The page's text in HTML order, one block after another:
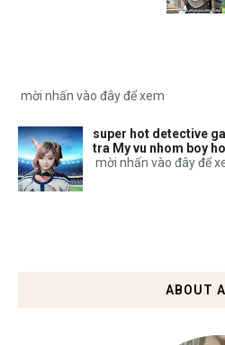
mời nhấn vào đây để xem
super hot detective
tra My vu nhom boy
mời nhấn vào đây để
ABOUT